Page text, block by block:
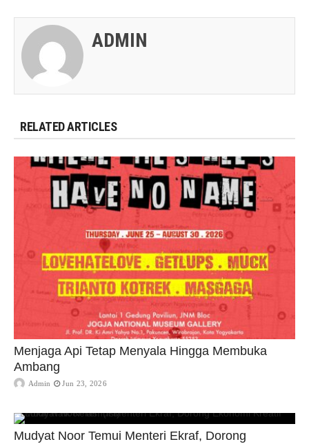
ADMIN
RELATED ARTICLES
Menjaga Api Tetap Menyala Hingga Membuka
Ambang
Admin Jun 23, 2026
Mudyat Noor Temui Menteri Ekraf, Dorong